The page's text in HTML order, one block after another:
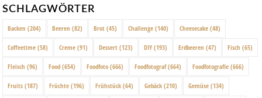
SCHLAGWÖRTER
Backen (204) Beeren (82) Brot (45) Challenge (140) Cheesecake (48)
Coffeetime (58) Creme (91) Dessert (123) DIY (193) Erdbeeren (47) Fisch (65)
Fleisch (96) Food (654) Foodfoto (666) Foodfotograf(664) Foodfotografie (666)
Fruits (187) Früchte (196) Frühstück (64) Gebäck (210) Gemüse (134)